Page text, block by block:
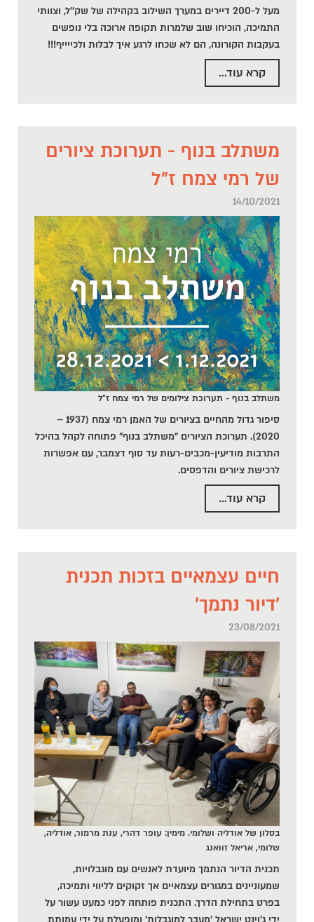
מעל ל-200 דיירים במערך השילוב בקהילה של שק''ל, וצוותי
התמיכה, הוכיחו שוב שלמרות תקופה ארוכה בלי נופשים
בעקבות הקורונה, הם לא שכחו לרגע איך לבלות ולכייייף!!!
קרא עוד...
משתלב בנוף - תערוכת ציורים
של רמי צמח ז"ל
14/10/2021
משתלב בנוף - תערוכת צילומים של רמי צמח ז"ל
סיפור גדול מהחיים בציורים של האמן רמי צמח (1937 –
2020). תערוכת הציורים "משתלב בנוף" פתוחה לקהל בהיכל
התרבות מודיעין-מכבים-רעות עד סוף דצמבר, עם אפשרות
לרכישת ציורים והדפסים.
קרא עוד...
חיים עצמאיים בזכות תכנית
'דיור נתמך'
23/08/2021
בסלון של אודליה ושלומי. מימין: עופר דהרי, ענת מרמור, אודליה,
שלומי, אריאל זוואנג
תכנית הדיור הנתמך מיועדת לאנשים עם מוגבלויות,
שמעוניינים במגורים עצמאיים אך זקוקים לליווי ותמיכה,
בפרט בתחילת הדרך. התכנית פותחה לפני כמעט עשור על